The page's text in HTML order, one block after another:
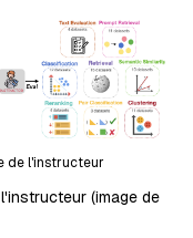
de l'instructeur
(image de